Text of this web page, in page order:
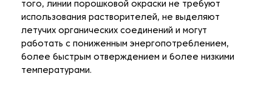
того, линии порошковой окраски не требуют
использования растворителей, не выделяют
летучих органических соединений и могут
работать с пониженным энергопотреблением,
более быстрым отверждением и более низкими
температурами.